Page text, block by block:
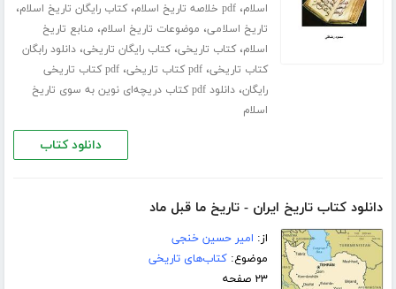
اسلام،pdf خلاصه تاریخ اسلام ،کتاب رایگان تاریخ اسلام،
تاریخ اسلامی، موضوعات تاریخ اسلام، منابع تاریخ
اسلام،کتاب تاریخی،کتاب رایگان تاریخی،دانلود رابگان
کتاب تاریخی،pdf کتاب تاریخی ،
pdf کتاب تاریخی
رایگان،
دانلود pdf کتاب دریچه‌ای نوین به سوی تاریخ
اسلام
دانلود کتاب
دانلود کتاب تاریخ ایران - تاریخ ما قبل ماد
از: امیر حسین خنجی
موضوع:کتاب‌های تاریخی
۲۳ صفحه